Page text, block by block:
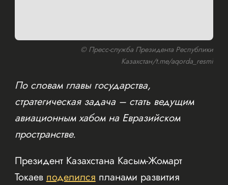
© Пресс-служба Президента Республики
Казахстан/t.me/aqorda_resmi
По словам главы государства,
стратегическая задача – стать ведущим
авиационным хабом на Евразийском
пространстве.
Президент Казахстана Касым-Жомарт
Токаев поделился планами развития